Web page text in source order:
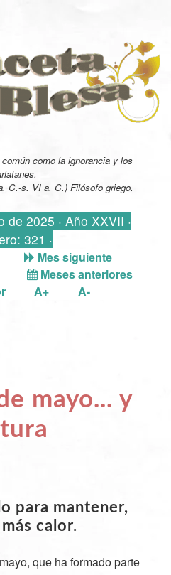
como la ignorancia y los
C.-s. VI a. C.) Filósofo griego.
de 2025 · Año XXVII ·
321 ·
Mes siguiente
Meses anteriores
A+ A-
mayo... y
para mantener,
calor.
que ha formado parte